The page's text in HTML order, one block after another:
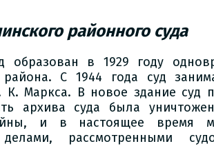
районного суда
образован в 1929 году
района. С 1944 года суд
Маркса. В новое здание суд
архива суда была
и в настоящее время
рассмотренными